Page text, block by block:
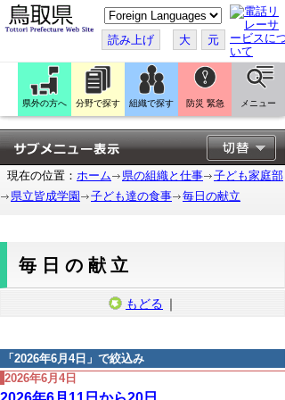
こ
の
ペ
ー
ジ
翻
訳
す
る
読み上げ 大 元
県外の方へ 分野で探す 組織で探す 防災 緊急 メニュー
現在の位置： ホーム 県の組織と仕事
子ども家庭部
県立皆成学園
子ども達の食事 毎日の献立
毎日の献立
もどる ｜
「 2026年6月4日 」で絞込み
2026年6月4日